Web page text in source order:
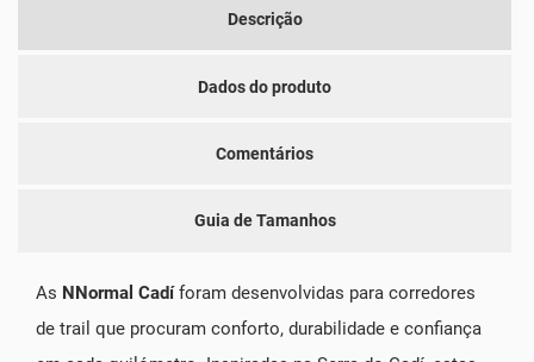
Descrição
Dados do produto
Comentários
Guia de Tamanhos
As NNormal Cadíforam desenvolvidas para corredores
de trail que procuram conforto, durabilidade e confiança